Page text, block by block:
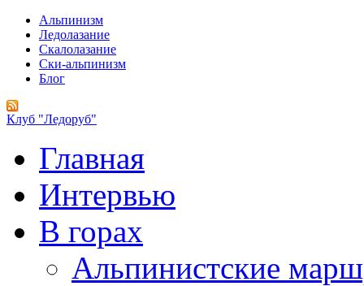
Альпинизм
Ледолазание
Скалолазание
Ски-альпинизм
Блог
Клуб "Ледоруб"
Главная
Интервью
В горах
Альпинистские